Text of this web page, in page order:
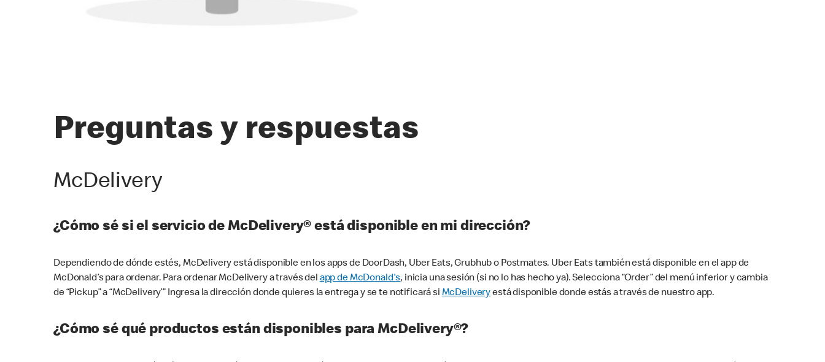
Preguntas y respuestas
McDelivery
¿Cómo sé si el servicio de McDelivery® está disponible en mi dirección?
Dependiendo de dónde estés, McDelivery está disponible en los apps de DoorDash, Uber Eats, Grubhub o Postmates. Uber Eats también está disponible en el app de
McDonald’s para ordenar. Para ordenar McDelivery a través del app de McDonald's, inicia una sesión (si no lo has hecho ya). Selecciona “Order” del menú inferior y cambia
de “Pickup” a “McDelivery’” Ingresa la dirección donde quieres la entrega y se te notificará si McDeliveryestá disponible donde estás a través de nuestro app.
¿Cómo sé qué productos están disponibles para McDelivery®?